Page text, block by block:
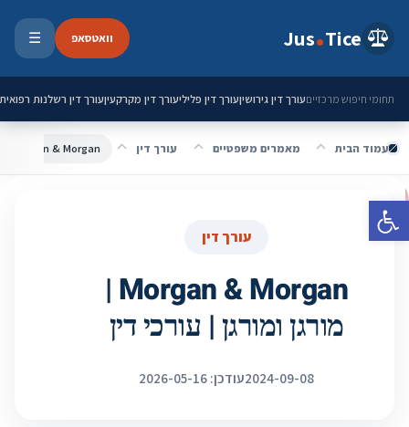
פתח סרגל נגישות
Jus Tice וואטסאפ ☰
תחומי חיפוש מרכזייםעורך דין גירושיןעורך דין פליליעורך דין מקרקעיןעורך דין רשלנות רפואית
עמוד הבית מאמרים משפטיים עורך דין Morgan & Morgan | מורגן ומורגן | עורכי דין
עורך דין
Morgan & Morgan |
מורגן ומורגן | עורכי דין
2024-09-08עודכן: 2026-05-16